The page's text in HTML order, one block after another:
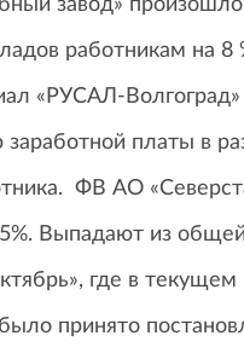
завод»
работникам на 8
«РУСАЛ-
платы в
ФВ АО
5%. Выпадают из
где в текущем
принято